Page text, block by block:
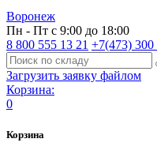
Воронеж
Пн - Пт с 9:00 до 18:00
8 800 555 13 21 +7(473) 300
Загрузить заявку файлом
Корзина:
0
Корзина